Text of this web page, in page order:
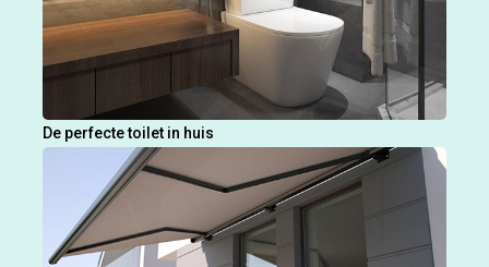
De perfecte toilet in huis